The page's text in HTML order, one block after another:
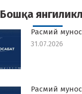
Бошқа
Расмий
31.07.2026
Расмий